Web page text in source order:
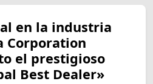
en la industria
Corporation
el prestigioso
Best Dealer»